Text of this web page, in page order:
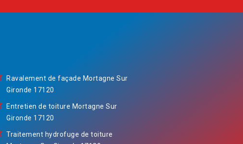
Ravalement de façade Mortagne Sur
Gironde 17120
Entretien de toiture Mortagne Sur
Gironde 17120
Traitement hydrofuge de toiture